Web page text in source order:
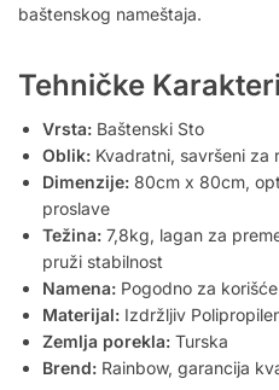
baštenskog nameštaja.
Tehničke
Vrsta: Baštenski Sto
Oblik: Kvadratni, savršeni za
Dimenzije: 80cm x 80cm,
proslave
Težina: 7,8kg, lagan za
pruži stabilnost
Namena: Pogodno za
Materijal: Izdržljiv
Zemlja porekla: Turska
Brend: Rainbow, garancija